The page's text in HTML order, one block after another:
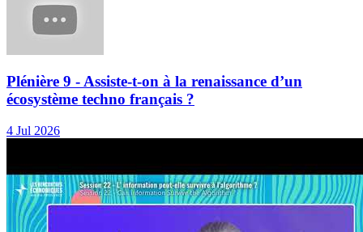
Plénière 9 - Assiste-t-on à la renaissance d’un
écosystème techno français ?
4 Jul 2026